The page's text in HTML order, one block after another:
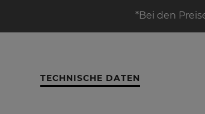
*Bei den
TECHNISCHE DATEN